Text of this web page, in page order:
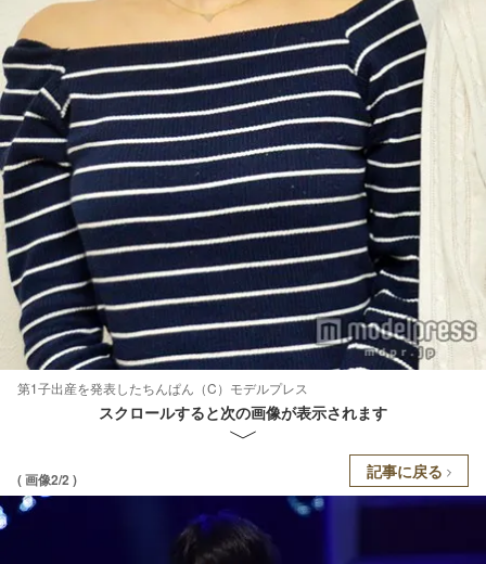
第1子出産を発表したちんぱん（C）モデルプレス
スクロールすると次の画像が表示されます
( 画像2/2 ) 記事に戻る